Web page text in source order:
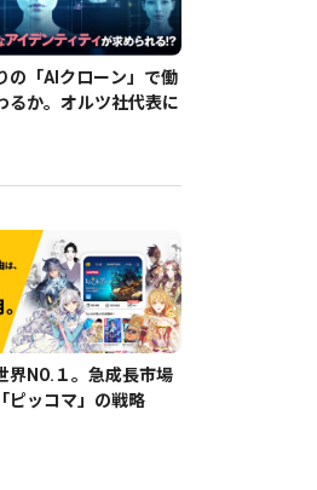
の「AIクローン」で働
るか。オルツ社代表に
界NO.１。急成長市場
ピッコマ」の戦略